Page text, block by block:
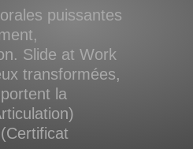
puissantes
Slide at Work
transformées,
la